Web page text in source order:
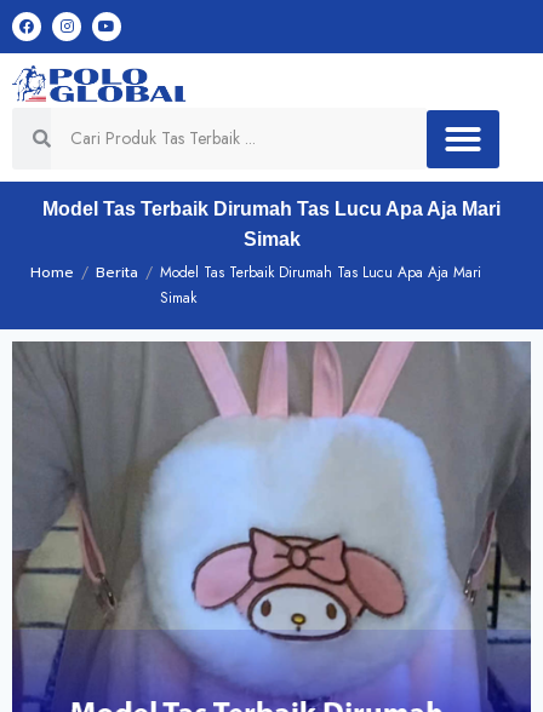
Model Tas Terbaik Dirumah Tas Lucu Apa Aja Mari
Simak
Home / Berita / Model Tas Terbaik Dirumah Tas Lucu Apa Aja Mari
Simak